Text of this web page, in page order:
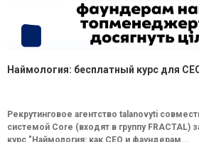
Наймология: бесплатный курс для
Рекрутинговое агентство talanovyti
системой Core (входят в группу FRACTAL)
курс "Наймология: как СEO и фаундерам...